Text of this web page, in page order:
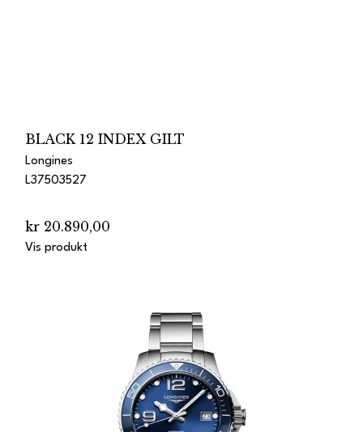
BLACK 12 INDEX GILT
Longines
L37503527
kr 20.890,00
Vis produkt